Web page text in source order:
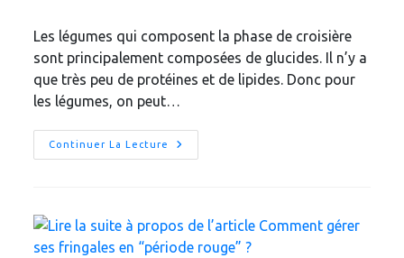
publication :
Les légumes qui composent la phase de croisière
sont principalement composées de glucides. Il n’y a
que très peu de protéines et de lipides. Donc pour
les légumes, on peut…
Continuer La Lecture
Attention
!
36,
Les
Légumes